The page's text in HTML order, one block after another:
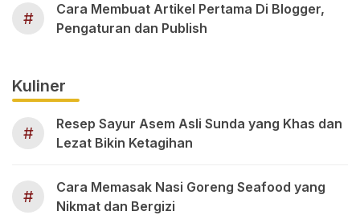
#
Cara Membuat Artikel Pertama Di Blogger,
Pengaturan dan Publish
Kuliner
#
Resep Sayur Asem Asli Sunda yang Khas dan
Lezat Bikin Ketagihan
#
Cara Memasak Nasi Goreng Seafood yang
Nikmat dan Bergizi